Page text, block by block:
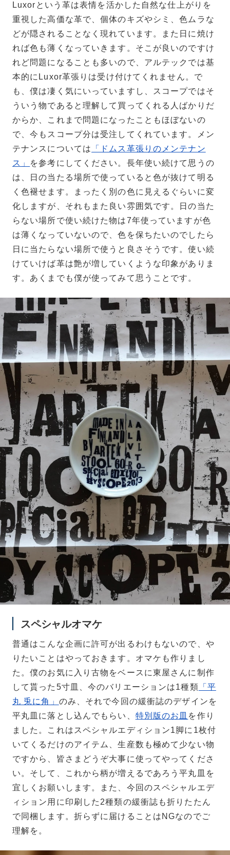
Luxorという革は表情を活かした自然な仕上がりを
重視した高価な革で、個体のキズやシミ、色ムラな
どが隠されることなく現れています。また日に焼け
れば色も薄くなっていきます。そこが良いのですけ
れど問題になることも多いので、アルテックでは基
本的にLuxor革張りは受け付けてくれません。で
も、僕は凄く気にいっていますし、スコープではそ
ういう物であると理解して買ってくれる人ばかりだ
からか、これまで問題になったこともほぼないの
で、今もスコープ分は受注してくれています。メン
テナンスについては
「ドムス革張りのメンテナン
ス」
を参考にしてください。長年使い続けて思うの
は、日の当たる場所で使っていると色が抜けて明る
く色褪せます。まったく別の色に見えるぐらいに変
化しますが、それもまた良い雰囲気です。日の当た
らない場所で使い続けた物は7年使っていますが色
は薄くなっていないので、色を保ちたいのでしたら
日に当たらない場所で使うと良さそうです。使い続
けていけば革は艶が増していくような印象がありま
す。あくまでも僕が使ってみて思うことです。
スペシャルオマケ
普通はこんな企画に許可が出るわけもないので、や
りたいことはやっておきます。オマケも作りまし
た。僕のお気に入り古物をベースに東屋さんに制作
して貰った5寸皿、今のバリエーションは1種類 「平
丸 兎に角」 のみ、それで今回の緩衝誌のデザインを
平丸皿に落とし込んでもらい、 特別版のお皿 を作り
ました。これはスペシャルエディション1脚に1枚付
いてくるだけのアイテム、生産数も極めて少ない物
ですから、皆さまどうぞ大事に使ってやってくださ
い。そして、これから柄が増えるであろう平丸皿を
宜しくお願いします。また、今回のスペシャルエデ
ィション用に印刷した2種類の緩衝誌も折りたたん
で同梱します。折らずに届けることはNGなのでご
理解を。